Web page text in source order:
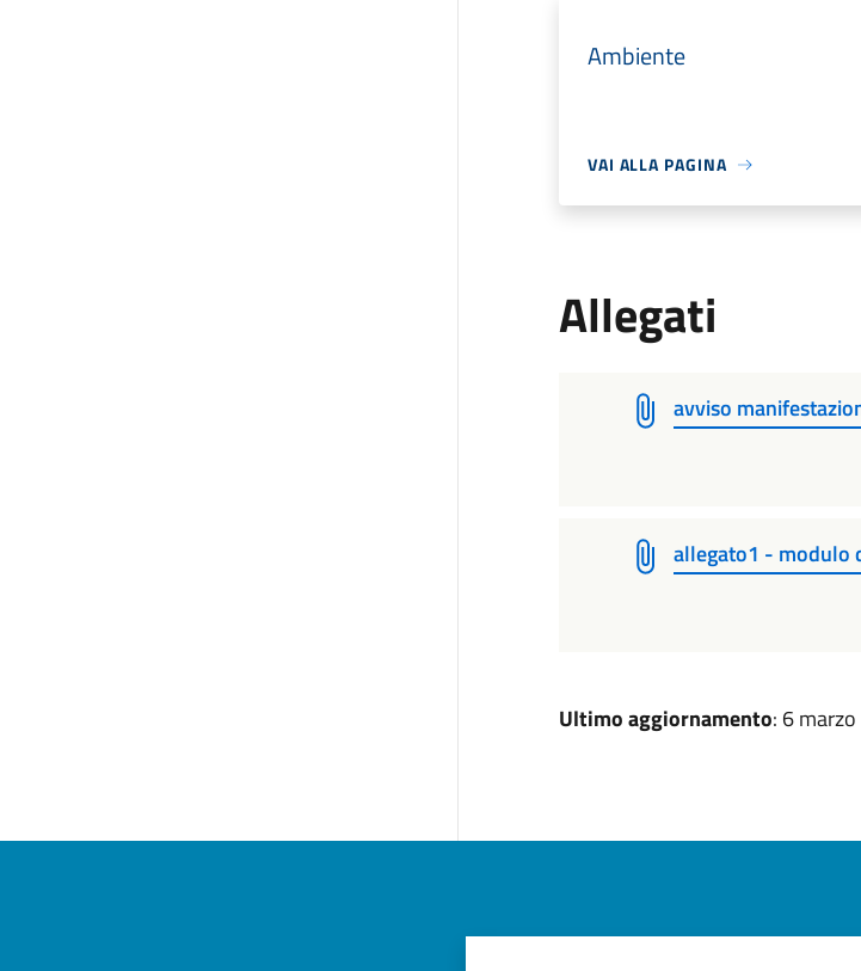
Ambiente
VAI ALLA PAGINA
Allegati
avviso
allegato1 - modulo
Ultimo aggiornamento: 6